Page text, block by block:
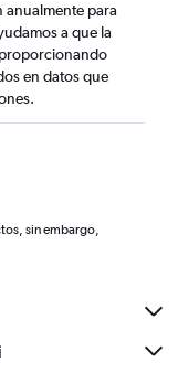
anualmente para
a que la
en datos que
sin embargo,